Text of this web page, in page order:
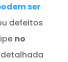
ser
defeitos
no